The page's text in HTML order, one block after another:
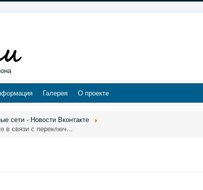
Галерея О проекте
сети - Новости Вконтакте
в связи с переключ...